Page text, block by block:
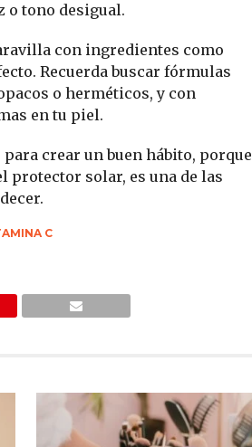
o tono desigual.
con ingredientes como
Recuerda buscar fórmulas
o herméticos, y con
en tu piel.
crear un buen hábito, porque
protector solar, es una de las
C